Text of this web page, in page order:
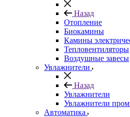
Назад
Отопление
Биокамины
Камины
Тепловентиляторы
Воздушные завесы
Увлажнители
Назад
Увлажнители
Увлажнители
Автоматика